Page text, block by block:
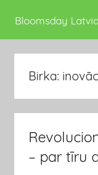
Bloomsday Latvia
Birka:
– par tīru